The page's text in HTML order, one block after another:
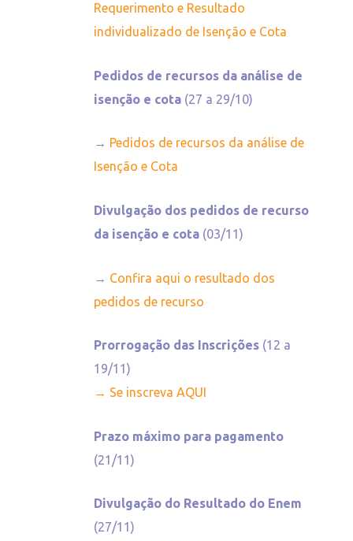
Requerimento e Resultado
individualizado de Isenção e Cota
Pedidos de recursos da análise de
isenção e cota (27 a 29/10)​
→ Pedidos de recursos da análise de
Isenção e Cota
Divulgação dos pedidos de recurso
da isenção e cota (03/11)
→ Confira aqui o resultado dos
pedidos de recurso
Prorrogação das Inscrições (12 a
19/11)
→ Se inscreva AQUI
Prazo máximo para pagamento
(21/11)
Divulgação do Resultado do Enem
(27/11)